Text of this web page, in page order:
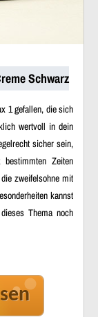
Schwarz
1 gefallen, die sich
wertvoll in dein
sicher sein,
Zeiten
zweifelsohne mit
kannst
Thema noch